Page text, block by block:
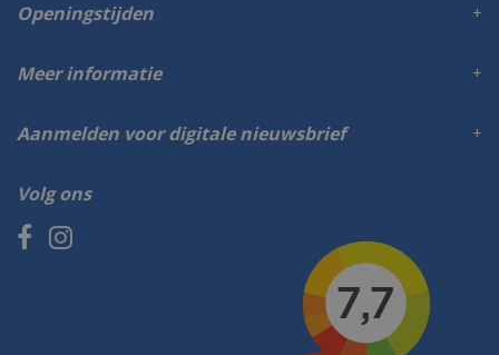
Volg ons
Openingstijden
Meer informatie
Aanmelden voor digitale nieuwsbrief